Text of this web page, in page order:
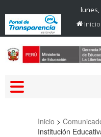
lunes,
Inicio
Inicio >
Institución